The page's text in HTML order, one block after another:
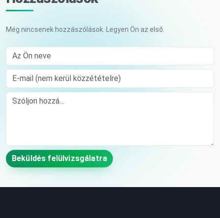
Még nincsenek hozzászólások. Legyen Ön az első.
Az Ön neve
E-mail (nem kerül közzétételre)
Comment
Beküldés felülvizsgálatra